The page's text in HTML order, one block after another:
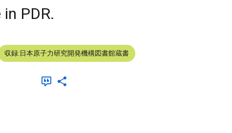
PDR.
収録:日本原子力研究開発機構図書館蔵書